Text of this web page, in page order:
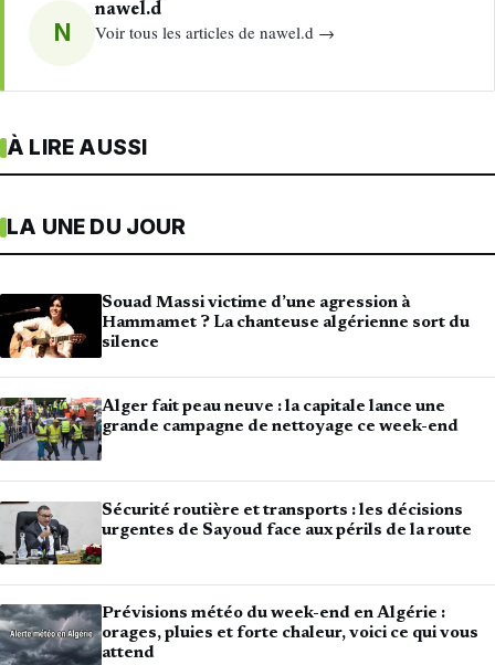
N
nawel.d
Voir tous les articles de nawel.d →
À LIRE AUSSI
LA UNE DU JOUR
Souad Massi victime d’une agression à
Hammamet ? La chanteuse algérienne sort du
silence
Alger fait peau neuve : la capitale lance une
grande campagne de nettoyage ce week-end
Sécurité routière et transports : les décisions
urgentes de Sayoud face aux périls de la route
Prévisions météo du week-end en Algérie :
orages, pluies et forte chaleur, voici ce qui vous
attend